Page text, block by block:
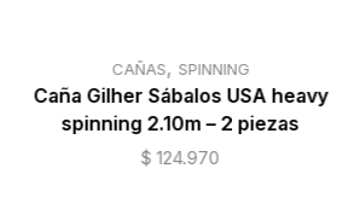
CAÑAS, SPINNING
Caña Gilher Sábalos USA heavy
spinning 2.10m – 2 piezas
$ 124.970